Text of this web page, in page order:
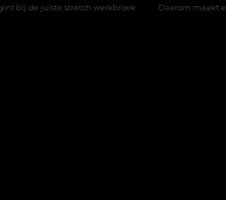
werkbroek Daarom maakt een persoonlijke